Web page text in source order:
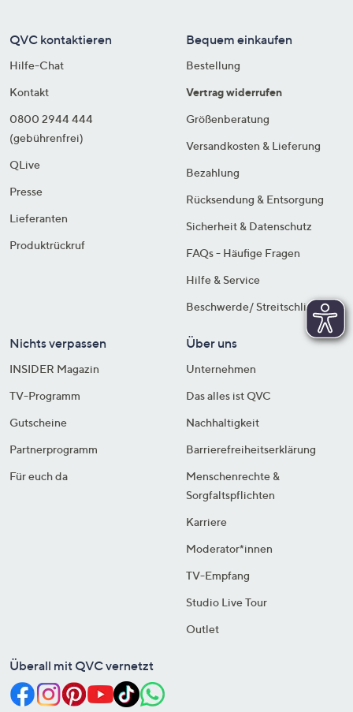
QVC kontaktieren
Hilfe-Chat
Kontakt
0800 2944 444
(gebührenfrei)
QLive
Presse
Lieferanten
Produktrückruf
Bequem einkaufen
Bestellung
Vertrag widerrufen
Größenberatung
Versandkosten & Lieferung
Bezahlung
Rücksendung & Entsorgung
Sicherheit & Datenschutz
FAQs - Häufige Fragen
Hilfe & Service
Beschwerde/ Streitschlichtung
Nichts verpassen
INSIDER Magazin
TV-Programm
Gutscheine
Partnerprogramm
Für euch da
Über uns
Unternehmen
Das alles ist QVC
Nachhaltigkeit
Barrierefreiheitserklärung
Menschenrechte &
Sorgfaltspflichten
Karriere
Moderator*innen
TV-Empfang
Studio Live Tour
Outlet
Überall mit QVC vernetzt